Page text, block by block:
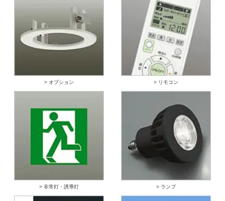
> オプション > リモコン
> 非常灯・誘導灯 > ランプ